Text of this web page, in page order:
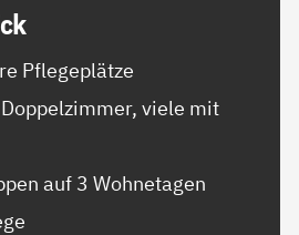
Pflegeplätze
viele mit
auf 3 Wohnetagen